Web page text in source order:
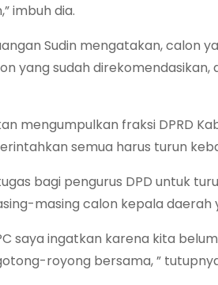
imbuh dia.
Sudin mengatakan, calon
yang sudah
mengumpulkan fraksi DPRD
semua harus turun
bagi pengurus DPD untuk
masing calon kepala daerah
saya ingatkan karena kita
royong bersama, ”